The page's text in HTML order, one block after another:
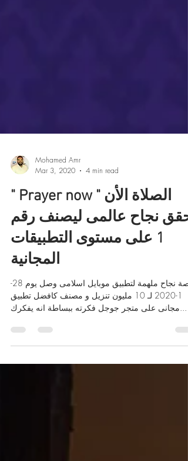
Mar 3, 2020
4 min read
" Prayer now الصلاة الأن "
يحقق نجاح عالمى ليصنف رقم
1 على مستوى التطبيقات
المجانية
قصة نجاح ملهمة لتطبيق موبايل اسلامى وصل يوم 28-
1-2020 لـ 10 مليون تنزيل و مصنف كافضل تطبيق